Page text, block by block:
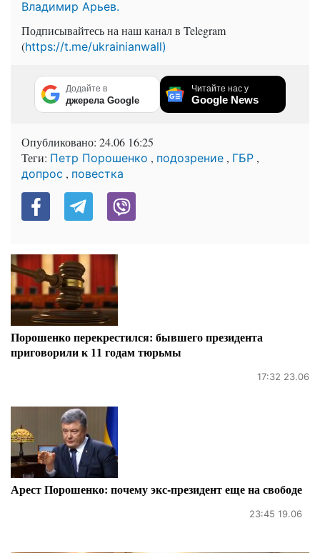
Владимир Арьев.
Подписывайтесь на наш канал в Telegram
(https://t.me/ukrainianwall)
Додайте в
джерела Google
Читайте нас у
Google News
Опубликовано: 24.06 16:25
Теги: Петр Порошенко , подозрение , ГБР ,
допрос , повестка
Порошенко перекрестился: бывшего президента
приговорили к 11 годам тюрьмы
17:32 23.06
Арест Порошенко: почему экс-президент еще на свободе
23:45 19.06